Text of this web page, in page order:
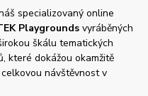
specializovaný online
Playgrounds vyráběných
škálu tematických
které dokážou okamžitě
návštěvnost v